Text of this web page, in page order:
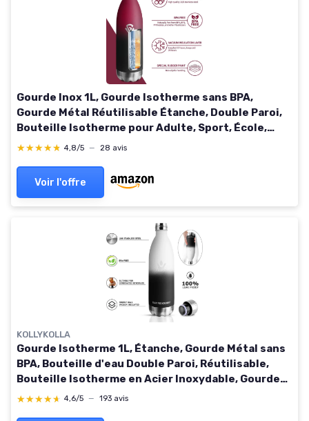
Gourde Inox 1L, Gourde Isotherme sans BPA,
Gourde Métal Réutilisable Étanche, Double Paroi,
Bouteille Isotherme pour Adulte, Sport, École,
Bureau, Gym, Yoga, Camping 1000ml-rot-schwarz
★★★★★
★★★★★ 4,8/5 — 28 avis
Voir l'offre
KOLLYKOLLA
Gourde Isotherme 1L, Étanche, Gourde Métal sans
BPA, Bouteille d'eau Double Paroi, Réutilisable,
Bouteille Isotherme en Acier Inoxydable, Gourde
Inox pour Sport, Gym, École, Bureau, Randonnée
★★★★★
★★★★★ 4,6/5 — 193 avis